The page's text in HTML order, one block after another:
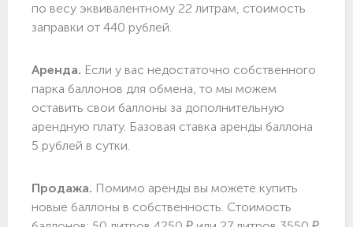
по весу эквивалентному 22 литрам, стоимость
заправки от 440 рублей.
Аренда. Если у вас недостаточно собственного
парка баллонов для обмена, то мы можем
оставить свои баллоны за дополнительную
арендную плату. Базовая ставка аренды баллона
5 рублей в сутки.
Продажа. Помимо аренды вы можете купить
новые баллоны в собственность. Стоимость